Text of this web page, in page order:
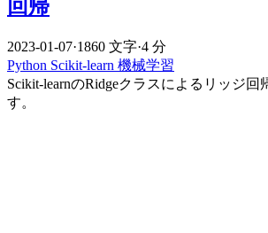
回帰
2023-01-07·1860 文字·4 分
Python Scikit-learn 機械学習
Scikit-learnのRidgeクラスによるリッジ回
す。